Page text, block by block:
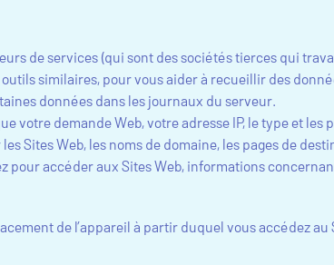
de services (qui sont des sociétés tierces qui
similaires, pour vous aider à recueillir des
données dans les journaux du serveur.
votre demande Web, votre adresse IP, le type et
Sites Web, les noms de domaine, les pages de
pour accéder aux Sites Web, informations
de l’appareil à partir duquel vous accédez